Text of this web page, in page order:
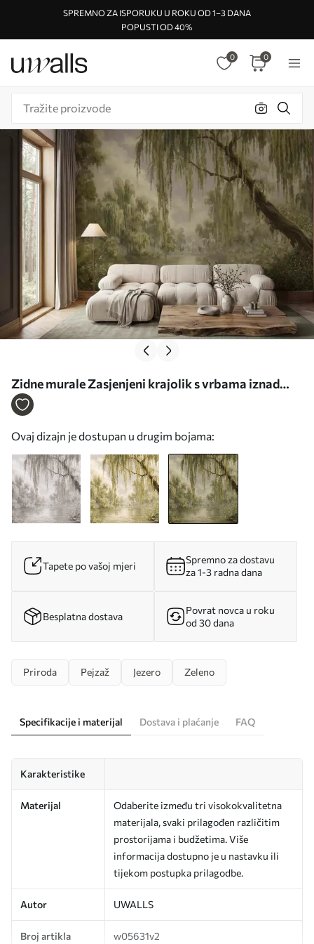
SPREMNO ZA ISPORUKU U ROKU OD 1–3 DANA
POPUSTI OD 40%
0 0
Zidne murale Zasjenjeni krajolik s vrbama iznad
vode br. w05631v2
Ovaj dizajn je dostupan u drugim bojama:
Tapete po vašoj mjeri
Spremno za dostavu
za 1-3 radna dana
Besplatna dostava
Povrat novca u roku
od 30 dana
Priroda Pejzaž Jezero Zeleno
Specifikacije i materijal Dostava i plaćanje FAQ
Karakteristike
Materijal
Odaberite između tri visokokvalitetna
materijala, svaki prilagođen različitim
prostorijama i budžetima. Više
informacija dostupno je u nastavku ili
tijekom postupka prilagodbe.
Autor UWALLS
Broj artikla w05631v2